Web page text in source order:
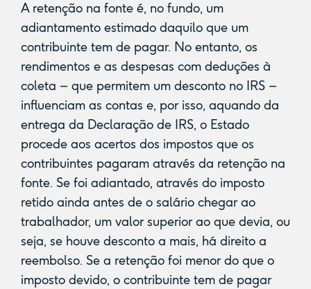
A retenção na fonte é, no fundo, um
adiantamento estimado daquilo que um
contribuinte tem de pagar. No entanto, os
rendimentos e as despesas com deduções à
coleta – que permitem um desconto no IRS –
influenciam as contas e, por isso, aquando da
entrega da Declaração de IRS, o Estado
procede aos acertos dos impostos que os
contribuintes pagaram através da retenção na
fonte. Se foi adiantado, através do imposto
retido ainda antes de o salário chegar ao
trabalhador, um valor superior ao que devia, ou
seja, se houve desconto a mais, há direito a
reembolso. Se a retenção foi menor do que o
imposto devido, o contribuinte tem de pagar